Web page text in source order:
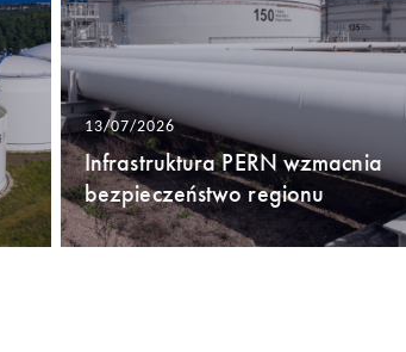
13/07/2026
Infrastruktura PERN wzmacnia
bezpieczeństwo regionu